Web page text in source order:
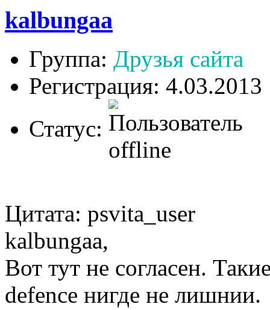
kalbungaa
Группа: Друзья сайта
Регистрация: 4.03.2013
Статус:
Цитата: psvita_user
kalbungaa,
Вот тут не согласен.
defence нигде не лишнии.